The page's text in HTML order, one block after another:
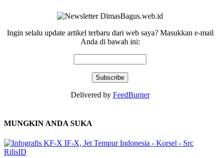
Ingin selalu update artikel terbaru dari web saya? Masukkan e-mail
Anda di bawah ini:
Delivered by FeedBurner
MUNGKIN ANDA SUKA